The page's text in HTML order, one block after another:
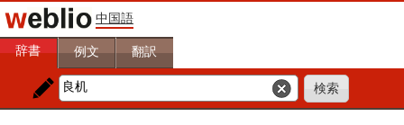
中国語
辞書 例文 翻訳